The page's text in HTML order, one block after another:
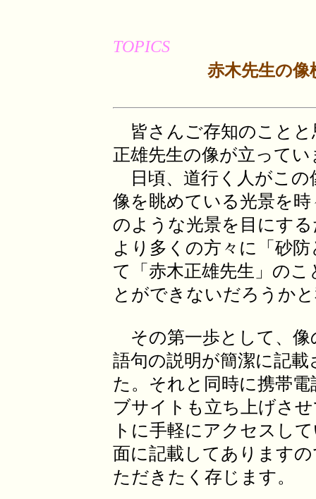
TOPICS
赤木先生の
皆さんご存知のことと
正雄先生の像が立ってい
日頃、道行く人がこの
像を眺めている光景を
のような光景を目にす
より多くの方々に「砂
て「赤木正雄先生」の
とができないだろうか
その第一歩として、像
語句の説明が簡潔に記
た。それと同時に携帯
ブサイトも立ち上げさ
トに手軽にアクセスし
面に記載してあります
ただきたく存じます。